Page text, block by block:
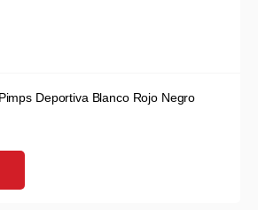
Deportiva Blanco Rojo Negro